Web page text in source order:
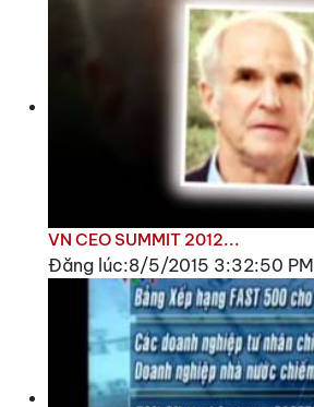
VN CEO SUMMIT 2012...
Đăng lúc:8/5/2015 3:32:50 PM